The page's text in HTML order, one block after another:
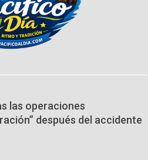
las operaciones
después del accidente